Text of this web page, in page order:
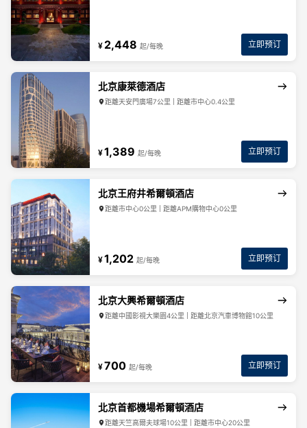
¥ 2,448 起/每晚 立即预订
北京康萊德酒店
距離天安門廣場7公里 | 距離市中心0.4公里
¥1,389 起/每晚 立即预订
北京王府井希爾頓酒店
距離市中心0公里 | 距離APM購物中心0公里
¥1,202 起/每晚 立即预订
北京大興希爾頓酒店
距離中國影視大樂園4公里 | 距離北京汽車博物館10公里
¥700 起/每晚 立即预订
北京首都機場希爾頓酒店
距離天竺高爾夫球場10公里 | 距離市中心20公里